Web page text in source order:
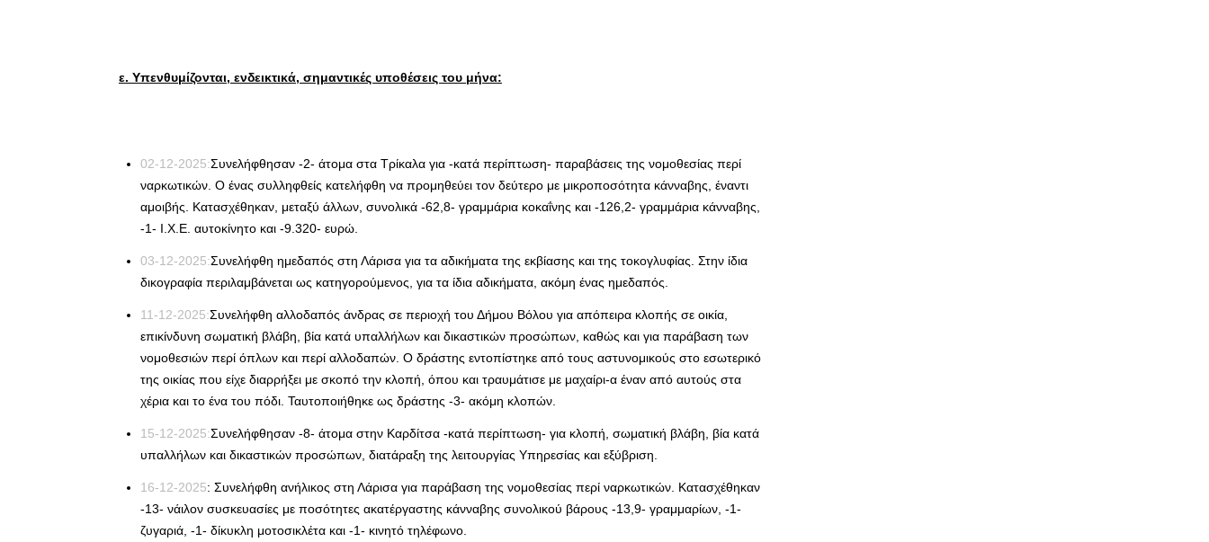
ε. Υπενθυμίζονται, ενδεικτικά, σημαντικές υποθέσεις του μήνα:
02-12-2025:Συνελήφθησαν -2- άτομα στα Τρίκαλα για -κατά περίπτωση- παραβάσεις της νομοθεσίας περί
ναρκωτικών. Ο ένας συλληφθείς κατελήφθη να προμηθεύει τον δεύτερο με μικροποσότητα κάνναβης, έναντι
αμοιβής. Κατασχέθηκαν, μεταξύ άλλων, συνολικά -62,8- γραμμάρια κοκαΐνης και -126,2- γραμμάρια κάνναβης,
-1- Ι.Χ.Ε. αυτοκίνητο και -9.320- ευρώ.
03-12-2025:Συνελήφθη ημεδαπός στη Λάρισα για τα αδικήματα της εκβίασης και της τοκογλυφίας. Στην ίδια
δικογραφία περιλαμβάνεται ως κατηγορούμενος, για τα ίδια αδικήματα, ακόμη ένας ημεδαπός.
11-12-2025:Συνελήφθη αλλοδαπός άνδρας σε περιοχή του Δήμου Βόλου για απόπειρα κλοπής σε οικία,
επικίνδυνη σωματική βλάβη, βία κατά υπαλλήλων και δικαστικών προσώπων, καθώς και για παράβαση των
νομοθεσιών περί όπλων και περί αλλοδαπών. Ο δράστης εντοπίστηκε από τους αστυνομικούς στο εσωτερικό
της οικίας που είχε διαρρήξει με σκοπό την κλοπή, όπου και τραυμάτισε με μαχαίρι-α έναν από αυτούς στα
χέρια και το ένα του πόδι. Ταυτοποιήθηκε ως δράστης -3- ακόμη κλοπών.
15-12-2025:Συνελήφθησαν -8- άτομα στην Καρδίτσα -κατά περίπτωση- για κλοπή, σωματική βλάβη, βία κατά
υπαλλήλων και δικαστικών προσώπων, διατάραξη της λειτουργίας Υπηρεσίας και εξύβριση.
16-12-2025: Συνελήφθη ανήλικος στη Λάρισα για παράβαση της νομοθεσίας περί ναρκωτικών. Κατασχέθηκαν
-13- νάιλον συσκευασίες με ποσότητες ακατέργαστης κάνναβης συνολικού βάρους -13,9- γραμμαρίων, -1-
ζυγαριά, -1- δίκυκλη μοτοσικλέτα και -1- κινητό τηλέφωνο.